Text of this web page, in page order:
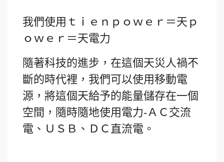
我們使用ｔｉｅｎｐｏｗｅｒ＝天ｐ
ｏｗｅｒ＝天電力
隨著科技的進步，在這個天災人禍不
斷的時代裡，我們可以使用移動電
源，將這個天給予的能量儲存在一個
空間，隨時隨地使用電力-ＡＣ交流
電、ＵＳＢ、ＤＣ直流電。